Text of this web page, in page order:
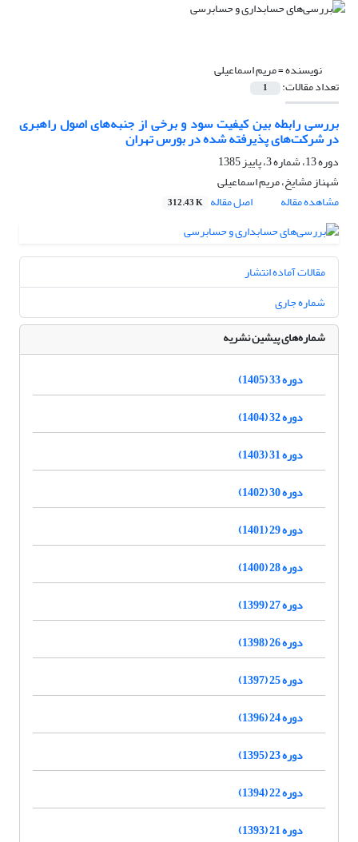
نویسنده =مریم اسماعیلی
تعداد مقالات: 1
بررسی رابطه بین کیفیت سود و برخی از جنبه‌های اصول راهبری
در شرکت‌های پذیرفته شده در بورس تهران
دوره 13، شماره 3، پاییز 1385
شهناز مشایخ، مریم اسماعیلی
مشاهده مقاله
اصل مقاله 312.43 K
مقالات آماده انتشار
شماره جاری
شماره‌های پیشین نشریه
دوره 33 (1405)
دوره 32 (1404)
دوره 31 (1403)
دوره 30 (1402)
دوره 29 (1401)
دوره 28 (1400)
دوره 27 (1399)
دوره 26 (1398)
دوره 25 (1397)
دوره 24 (1396)
دوره 23 (1395)
دوره 22 (1394)
دوره 21 (1393)